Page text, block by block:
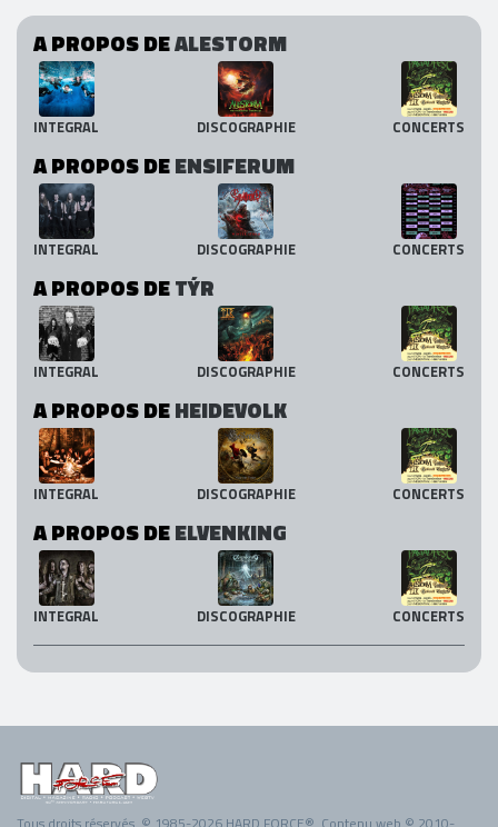
A PROPOS DEALESTORM
INTEGRAL DISCOGRAPHIE CONCERTS
A PROPOS DEENSIFERUM
INTEGRAL DISCOGRAPHIE CONCERTS
A PROPOS DETÝR
INTEGRAL DISCOGRAPHIE CONCERTS
A PROPOS DEHEIDEVOLK
INTEGRAL DISCOGRAPHIE CONCERTS
A PROPOS DEELVENKING
INTEGRAL DISCOGRAPHIE CONCERTS